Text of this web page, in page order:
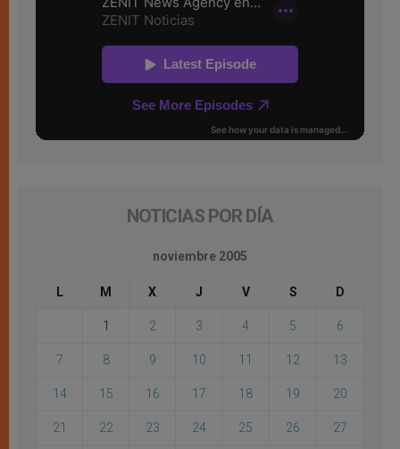
NOTICIAS POR DÍA
noviembre 2005
L M X J V S D
1 2 3 4 5 6
7 8 9 10 11 12 13
14 15 16 17 18 19 20
21 22 23 24 25 26 27